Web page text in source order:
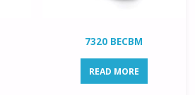
7320 BECBM
READ MORE